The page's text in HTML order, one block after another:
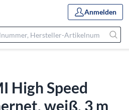
Anmelden
High Speed
weiß, 3 m